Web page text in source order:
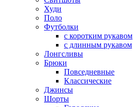
Худи
Поло
Футболки
с коротким рукавом
с длинным рукавом
Лонгсливы
Брюки
Повседневные
Классические
Джинсы
Шорты